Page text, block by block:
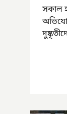
সকাল